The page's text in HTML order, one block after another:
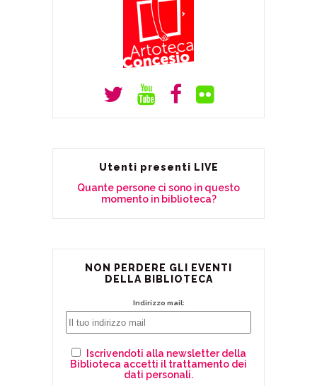
Utenti presenti LIVE
Quante persone ci sono in questo
momento in biblioteca?
NON PERDERE GLI EVENTI
DELLA BIBLIOTECA
Indirizzo mail:
Iscrivendoti alla newsletter della
Biblioteca accetti il trattamento dei
dati personali.